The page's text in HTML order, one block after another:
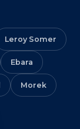
Leroy Somer
Ebara
Morek